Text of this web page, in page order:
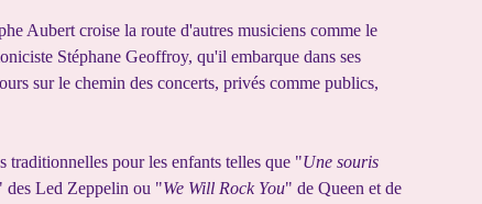
Aubert croise la route d'autres musiciens comme le
Stéphane Geoffroy, qu'il embarque dans ses
sur le chemin des concerts, privés comme publics,
pour les enfants telles que "Une souris
des Led Zeppelin ou "We Will Rock You" de Queen et de